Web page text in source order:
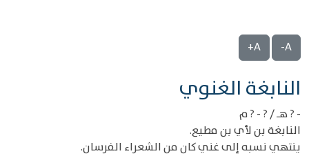
A-
A+
‌‌النابغة الغنوي
- ? هـ / ? - ? م
النابغة بن لأي بن مطيع.
ينتهي نسبه إلى غني كان من الشعراء الفرسان.